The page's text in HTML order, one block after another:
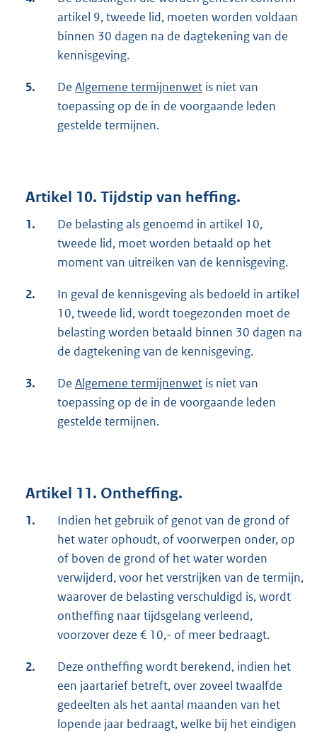
artikel 9, tweede lid, moeten worden voldaan
binnen 30 dagen na de dagtekening van de
kennisgeving.
5. De Algemene termijnenwet is niet van
toepassing op de in de voorgaande leden
gestelde termijnen.
Artikel 10. Tijdstip van heffing.
1.
De belasting als genoemd in artikel 10,
tweede lid, moet worden betaald op het
moment van uitreiken van de kennisgeving.
2.
In geval de kennisgeving als bedoeld in artikel
10, tweede lid, wordt toegezonden moet de
belasting worden betaald binnen 30 dagen na
de dagtekening van de kennisgeving.
3. De Algemene termijnenwet is niet van
toepassing op de in de voorgaande leden
gestelde termijnen.
Artikel 11. Ontheffing.
1.
Indien het gebruik of genot van de grond of
het water ophoudt, of voorwerpen onder, op
of boven de grond of het water worden
verwijderd, voor het verstrijken van de termijn,
waarover de belasting verschuldigd is, wordt
ontheffing naar tijdsgelang verleend,
voorzover deze € 10,- of meer bedraagt.
2.
Deze ontheffing wordt berekend, indien het
een jaartarief betreft, over zoveel twaalfde
gedeelten als het aantal maanden van het
lopende jaar bedraagt, welke bij het eindigen